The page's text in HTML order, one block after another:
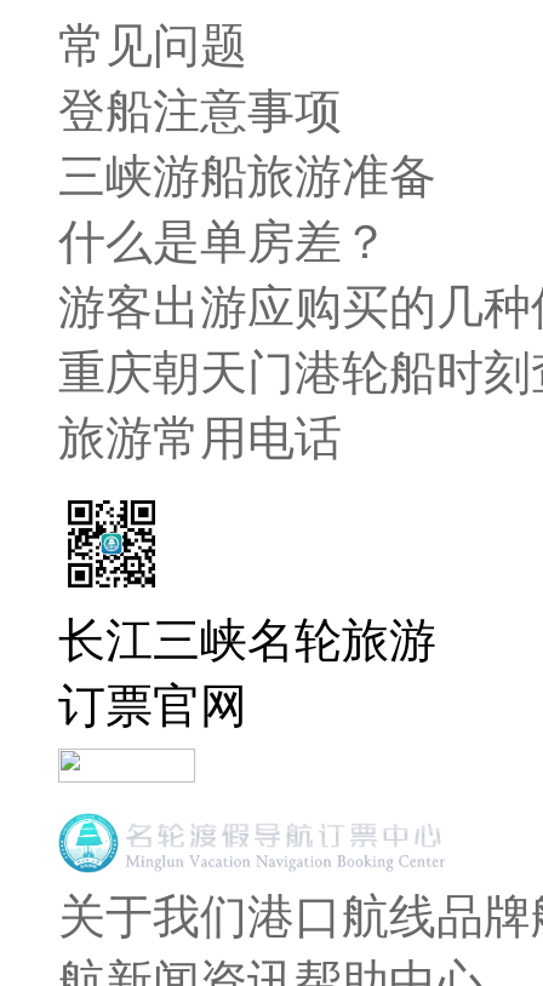
常见问题
登船注意事项
三峡游船旅游准备
什么是单房差？
游客出游应购买的几种
重庆朝天门港轮船时
旅游常用电话
长江三峡名轮旅游
订票官网
关于我们港口航线品